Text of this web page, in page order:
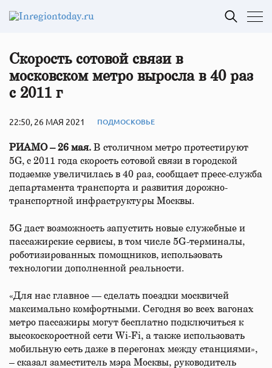
Скорость сотовой связи в
московском метро выросла в 40 раз
с 2011 г
22:50, 26 МАЯ 2021 ПОДМОСКОВЬЕ
РИАМО – 26 мая. В столичном метро протестируют
5G, с 2011 года скорость сотовой связи в городской
подземке увеличилась в 40 раз, сообщает пресс-служба
департамента транспорта и развития дорожно-
транспортной инфраструктуры Москвы.
5G даст возможность запустить новые служебные и
пассажирские сервисы, в том числе 5G-терминалы,
роботизированных помощников, использовать
технологии дополненной реальности.
«Для нас главное — сделать поездки москвичей
максимально комфортными. Сегодня во всех вагонах
метро пассажиры могут бесплатно подключиться к
высокоскоростной сети Wi-Fi, а также использовать
мобильную сеть даже в перегонах между станциями»,
– сказал заместитель мэра Москвы, руководитель